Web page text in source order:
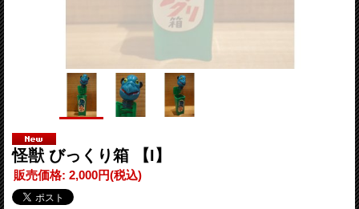
怪獣 びっくり箱 【I】
販売価格: 2,000円(税込)